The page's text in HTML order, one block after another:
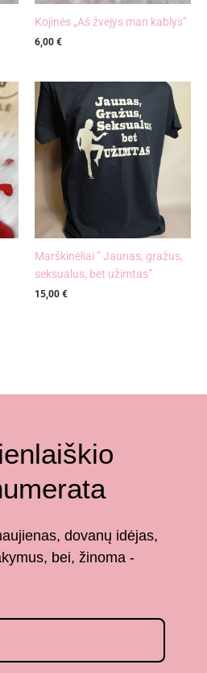
Kojinės „Aš žvejys man kablys”
6,00 €
Marškinėliai ” Jaunas, gražus,
seksualus, bet užimtas”
15,00 €
dovanų idėjas,
bei, žinoma -